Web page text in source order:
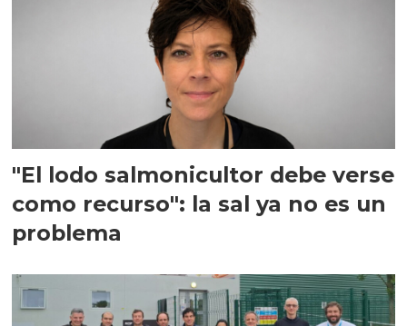
"El lodo salmonicultor debe verse
como recurso": la sal ya no es un
problema